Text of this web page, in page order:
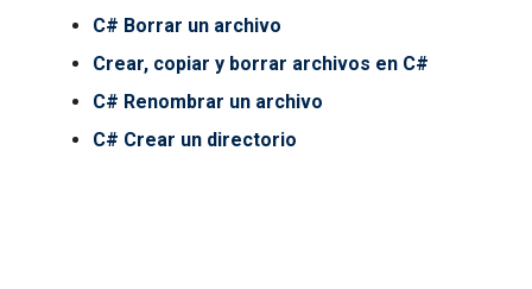
C# Borrar un archivo
Crear, copiar y borrar archivos en C#
C# Renombrar un archivo
C# Crear un directorio